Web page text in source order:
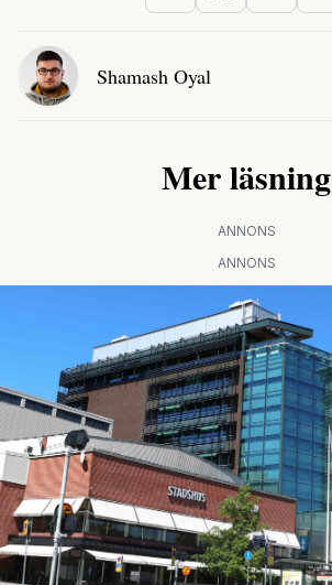
Shamash Oyal
Mer läsning
ANNONS
ANNONS